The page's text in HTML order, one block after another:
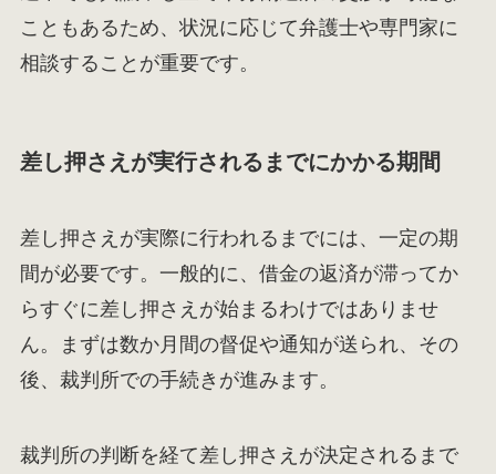
こともあるため、状況に応じて弁護士や専門家に
相談することが重要です。
差し押さえが実行されるまでにかかる期間
差し押さえが実際に行われるまでには、一定の期
間が必要です。一般的に、借金の返済が滞ってか
らすぐに差し押さえが始まるわけではありませ
ん。まずは数か月間の督促や通知が送られ、その
後、裁判所での手続きが進みます。
裁判所の判断を経て差し押さえが決定されるまで